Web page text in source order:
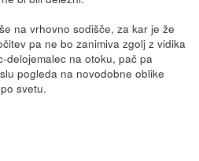
na vrhovno sodišče, za kar je že
pa ne bo zanimiva zgolj z vidika
delojemalec na otoku, pač pa
pogleda na novodobne oblike
svetu.